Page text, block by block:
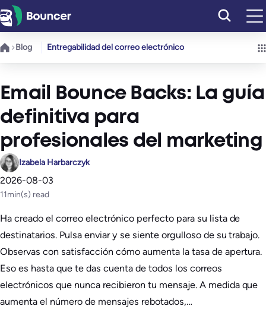
Saltar
al
contenido
Blog Entregabilidad del correo electrónico
Email Bounce Backs: La guía
definitiva para
profesionales del marketing
Izabela Harbarczyk
2026-08-03
11min(s) read
Ha creado el correo electrónico perfecto para su lista de
destinatarios. Pulsa enviar y se siente orgulloso de su trabajo.
Observas con satisfacción cómo aumenta la tasa de apertura.
Eso es hasta que te das cuenta de todos los correos
electrónicos que nunca recibieron tu mensaje. A medida que
aumenta el número de mensajes rebotados,…